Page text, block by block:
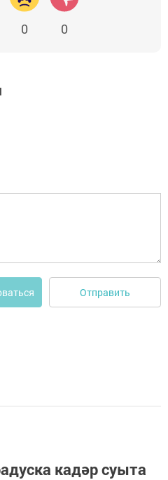
0 0
Отправить
кадәр суыта